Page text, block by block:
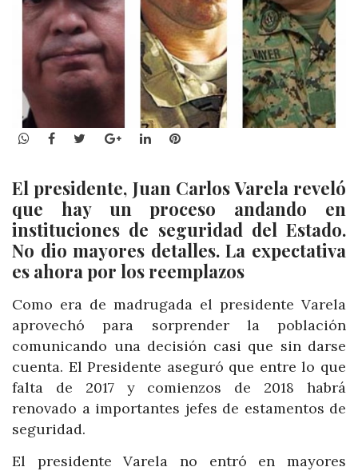
WhatsApp
Facebook
TwitterGoogle+LinkedInPinterest
El presidente, Juan Carlos Varela reveló
que hay un proceso andando en
instituciones de seguridad del Estado.
No dio mayores detalles. La expectativa
es ahora por los reemplazos
Como era de madrugada el presidente Varela
aprovechó para sorprender la población
comunicando una decisión casi que sin darse
cuenta. El Presidente aseguró que entre lo que
falta de 2017 y comienzos de 2018 habrá
renovado a importantes jefes de estamentos de
seguridad.
El presidente Varela no entró en mayores